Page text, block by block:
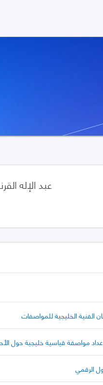
عبد الإله
الفنية الخليجية للمواصفات
مواصفة قياسية خليجية حول
الرقمي